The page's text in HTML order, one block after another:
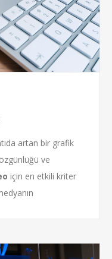
artan bir grafik
ve
için en etkili kriter
çekişmesini